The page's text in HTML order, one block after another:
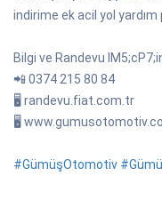
indirime ek acil yol
Bilgi ve Randevu
📲 0374 215 80 84
🖥 randevu.fiat.com.tr
🖥
#GümüşOtomotiv